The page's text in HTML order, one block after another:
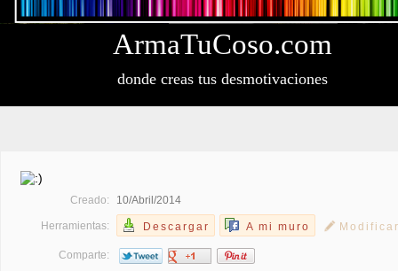
ArmaTuCoso.com
donde creas tus desmotivaciones
Creado: 10/Abril/2014
Herramientas: Descargar A mi muro
Comparte: